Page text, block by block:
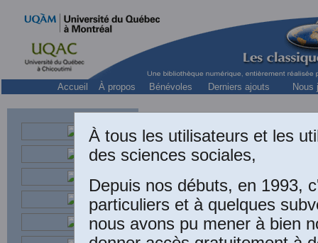
Accueil À propos Bénévoles Derniers ajouts Nous
Marcel
À tous les utilisateurs et les
des sciences sociales,
Depuis nos débuts, en 1993,
particuliers et à quelques
nous avons pu mener à bien